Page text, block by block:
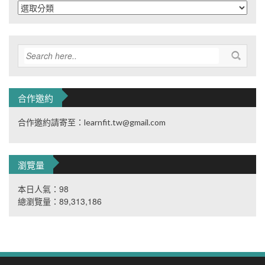
分
類
合作邀約
合作邀約請寄至：learnfit.tw@gmail.com
瀏覽量
本日人氣：98
總瀏覽量：89,313,186